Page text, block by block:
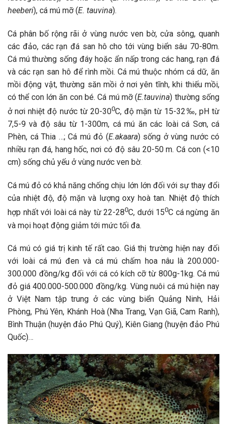
heeberi), cá mú mỡ (E. tauvina).
Cá phân bố rộng rãi ở vùng nước ven bờ, cửa sông, quanh
các đảo, các rạn đá san hô cho tới vùng biển sâu 70-80m.
Cá mú thường sống đáy hoặc ẩn nấp trong các hang, rạn đá
và các rạn san hô để rình mồi. Cá mú thuộc nhóm cá dữ, ăn
mồi động vật, thường săn mồi ở nơi yên tĩnh, khi thiếu mồi,
có thể con lớn ăn con bé. Cá mú mỡ (E.tauvina) thường sống
ở nơi nhiệt độ nước từ 20-300C, độ mặn từ 15-32‰, pH từ
7,5-9 và độ sâu từ 1-300m, cá mú ăn các loài cá Sơn, cá
Phèn, cá Thia …; Cá mú đỏ (E.akaara) sống ở vùng nước có
nhiều rạn đá, hang hốc, nơi có độ sâu 20-50 m. Cá con (<10
cm) sống chủ yếu ở vùng nước ven bờ.
Cá mú đỏ có khả năng chống chịu lớn lớn đối với sự thay đổi
của nhiệt độ, độ mặn và lượng oxy hoà tan. Nhiệt độ thích
hợp nhất với loài cá này từ 22-280C, dưới 150C cá ngừng ăn
và mọi hoạt động giảm tới mức tối đa.
Cá mú có giá trị kinh tế rất cao. Giá thị trường hiện nay đối
với loài cá mú đen và cá mú chấm hoa nâu là 200.000-
300.000 đồng/kg đối với cá có kích cỡ từ 800g-1kg. Cá mú
đỏ giá 400.000-500.000 đồng/kg. Vùng nuôi cá mú hiện nay
ở Việt Nam tập trung ở các vùng biển Quảng Ninh, Hải
Phòng, Phú Yên, Khánh Hoà (Nha Trang, Vạn Giã, Cam Ranh),
Bình Thuận (huyện đảo Phú Quý), Kiên Giang (huyện đảo Phú
Quốc)…